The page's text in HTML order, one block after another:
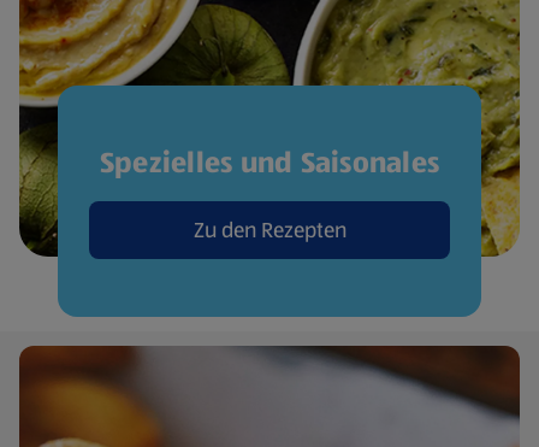
Spezielles und Saisonales
Zu den Rezepten